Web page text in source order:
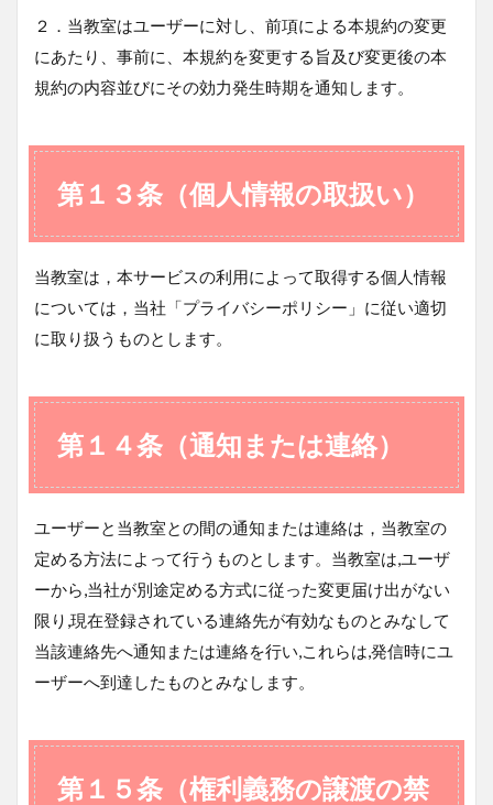
２．当教室はユーザーに対し、前項による本規約の変更
にあたり、事前に、本規約を変更する旨及び変更後の本
規約の内容並びにその効力発生時期を通知します。
第１３条（個人情報の取扱い）
当教室は，本サービスの利用によって取得する個人情報
については，当社「プライバシーポリシー」に従い適切
に取り扱うものとします。
第１４条（通知または連絡）
ユーザーと当教室との間の通知または連絡は，当教室の
定める方法によって行うものとします。当教室は,ユーザ
ーから,当社が別途定める方式に従った変更届け出がない
限り,現在登録されている連絡先が有効なものとみなして
当該連絡先へ通知または連絡を行い,これらは,発信時にユ
ーザーへ到達したものとみなします。
第１５条（権利義務の譲渡の禁